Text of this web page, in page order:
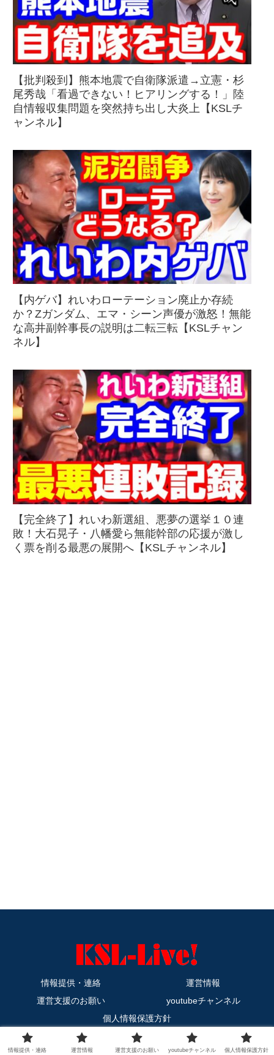
【批判殺到】熊本地震で自衛隊派遣→立憲・杉
尾秀哉「看過できない！ヒアリングする！」陸
自情報収集問題を突然持ち出し大炎上【KSLチ
ャンネル】
【内ゲバ】れいわローテーション廃止か存続
か？Zガンダム、エマ・シーン声優が激怒！無能
な高井副幹事長の説明は二転三転【KSLチャン
ネル】
【完全終了】れいわ新選組、悪夢の選挙１０連
敗！大石晃子・八幡愛ら無能幹部の応援が激し
く票を削る最悪の展開へ【KSLチャンネル】
情報提供・連絡
運営情報
運営支援のお願い
youtubeチャンネル
個人情報保護方針
Copyright © 2011-2026 KSL-Live! All Rights Reserved.
情報提供・連絡 運営情報 運営支援のお願い youtubeチャンネル 個人情報保護方針